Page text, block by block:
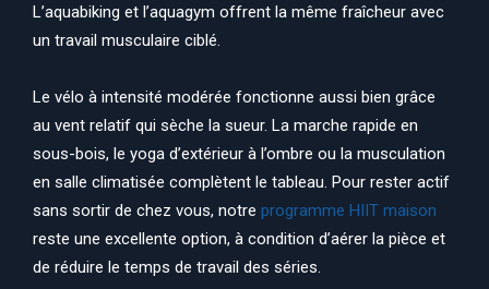
L’aquabiking et l’aquagym offrent la même fraîcheur avec
un travail musculaire ciblé.
Le vélo à intensité modérée fonctionne aussi bien grâce
au vent relatif qui sèche la sueur. La marche rapide en
sous-bois, le yoga d’extérieur à l’ombre ou la musculation
en salle climatisée complètent le tableau. Pour rester actif
sans sortir de chez vous, notre programme HIIT maison
reste une excellente option, à condition d’aérer la pièce et
de réduire le temps de travail des séries.